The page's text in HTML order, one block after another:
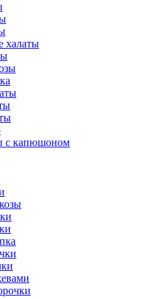
халаты
с капюшоном